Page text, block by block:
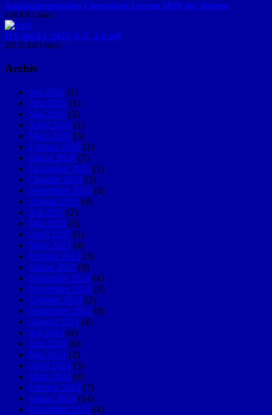
Austragungsmodus Champions League 2026 der Damen
0.00 KB 1 file(s)
IFI-SpGLi_2025-A-Z_2.0.pdf
292.22 KB 1 file(s)
Archiv
Juli 2026 (1)
Juni 2026 (1)
Mai 2026 (2)
April 2026 (1)
März 2026 (5)
Februar 2026 (2)
Januar 2026 (7)
Dezember 2025 (1)
Oktober 2025 (3)
September 2025 (4)
August 2025 (4)
Juli 2025 (2)
Mai 2025 (5)
April 2025 (1)
März 2025 (4)
Februar 2025 (3)
Januar 2025 (8)
Dezember 2024 (4)
November 2024 (3)
Oktober 2024 (2)
September 2024 (8)
August 2024 (4)
Juli 2024 (4)
Juni 2024 (6)
Mai 2024 (2)
April 2024 (5)
März 2024 (4)
Februar 2024 (7)
Januar 2024 (14)
Dezember 2023 (4)